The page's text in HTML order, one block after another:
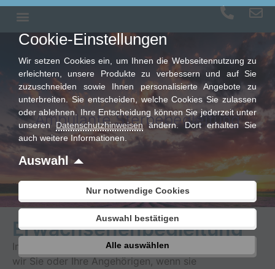
Ambulante Sterbebegleitung
Erwachsenenbegleitung
Im Rahmen der Erwachsenenbegleitung unterstützen
wir Sie oder Ihre Angehörigen, wenn sie
Cookie-Einstellungen
Wir setzen Cookies ein, um Ihnen die Webseitennutzung zu
erleichtern, unsere Produkte zu verbessern und auf Sie
zuzuschneiden sowie Ihnen personalisierte Angebote zu
unterbreiten. Sie entscheiden, welche Cookies Sie zulassen
oder ablehnen. Ihre Entscheidung können Sie jederzeit unter
unserenDatenschutzhinweisen ändern. Dort erhalten Sie
auch weitere Informationen.
Auswahl
Nur notwendige Cookies
Auswahl bestätigen
Alle auswählen